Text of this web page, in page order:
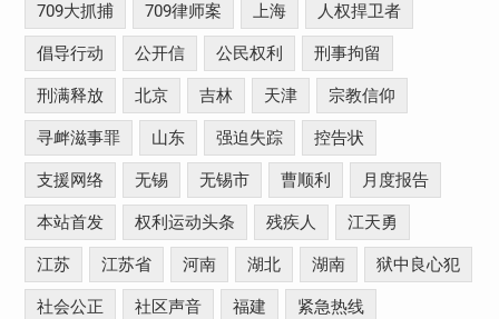
709大抓捕 709律师案 上海 人权捍卫者
倡导行动 公开信 公民权利 刑事拘留
刑满释放 北京 吉林 天津 宗教信仰
寻衅滋事罪 山东 强迫失踪 控告状
支援网络 无锡 无锡市 曹顺利 月度报告
本站首发 权利运动头条 残疾人 江天勇
江苏 江苏省 河南 湖北 湖南 狱中良心犯
社会公正 社区声音 福建 紧急热线